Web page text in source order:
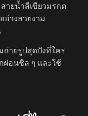
ายน้ำสีเขียวมรกต
ย่างสวยงาม
ถ่ายรูปสุดปังที่ใคร
ผ่อนชิล ๆ และใช้